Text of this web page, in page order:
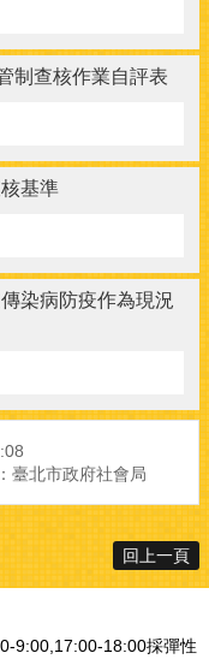
制查核作業自評表
基準
染病防疫作為現況
臺北市政府社會局
回上一頁
9:00,17:00-18:00採彈性